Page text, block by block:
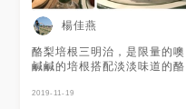
楊佳燕
酪梨培根三明治，是限量的噢
鹹鹹的培根搭配淡淡味道的酪
是份量蠻大的，ㄧ個人吃不完
2019-11-19